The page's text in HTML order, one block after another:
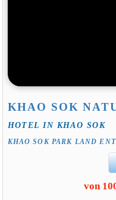
KHAO SOK
HOTEL IN KHAO SOK
KHAO SOK PARK LAND
von